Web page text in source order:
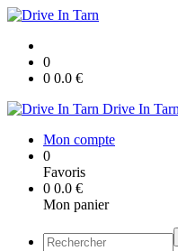
0
0 0.0 €
Drive In Tarn
Mon compte
0
Favoris
0 0.0 €
Mon panier